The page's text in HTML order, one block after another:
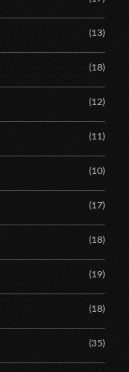
(13)
(18)
(12)
(11)
(10)
(17)
(18)
(19)
(18)
(35)